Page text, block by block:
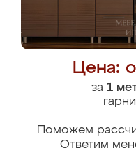
Цена:
за 1
Поможем
Ответим